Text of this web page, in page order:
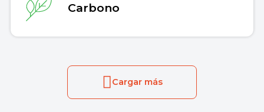
Carbono
Cargar más